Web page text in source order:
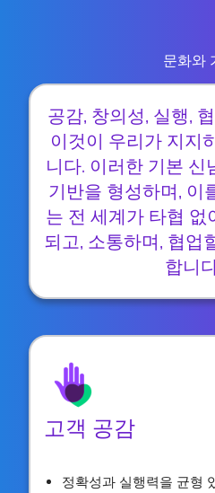
문화와
공감, 창의성, 실행,
이것이 우리가 지지
니다. 이러한 기본 신
기반을 형성하며, 이
는 전 세계가 타협 없
되고, 소통하며, 협업
합니
고객 공감
정확성과 실행력을 균형